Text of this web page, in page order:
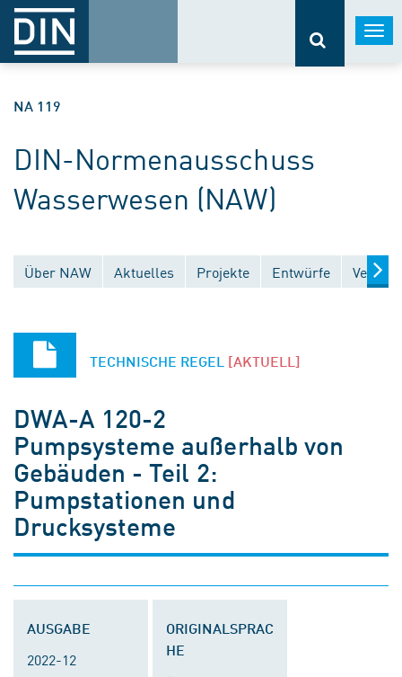
NA 119
DIN-Normenausschuss
Wasserwesen (NAW)
Über NAW Aktuelles Projekte Entwürfe
TECHNISCHE REGEL [AKTUELL]
DWA-A 120-2
Pumpsysteme außerhalb von
Gebäuden - Teil 2:
Pumpstationen und
Drucksysteme
AUSGABE
2022-12
ORIGINALSPRAC
HE